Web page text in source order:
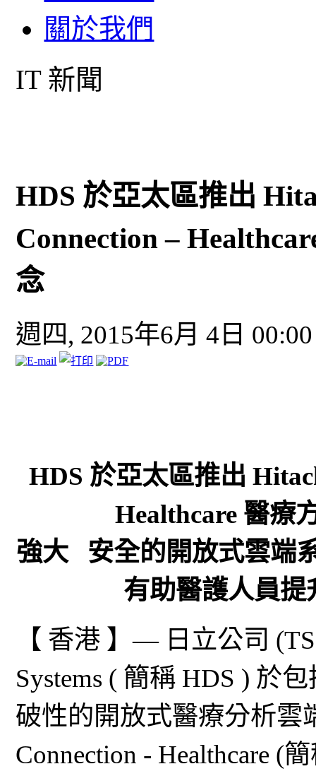
關於我們
IT 新聞
HDS 於亞太區推出
Connection –
念
週四, 2015年6月 4日 00:00
HDS 於亞太區推出
Healthcare 醫療
強大 安全的開放式雲端
有助醫護人員
【 香港 】— 日立公司
Systems ( 簡稱 HDS ) 於
破性的開放式醫療分析雲
Connection - Healthcare (